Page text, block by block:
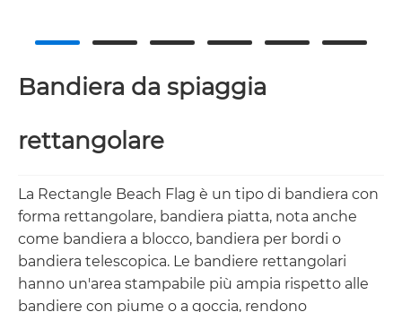
Bandiera da spiaggia
rettangolare
La Rectangle Beach Flag è un tipo di bandiera con
forma rettangolare, bandiera piatta, nota anche
come bandiera a blocco, bandiera per bordi o
bandiera telescopica. Le bandiere rettangolari
hanno un'area stampabile più ampia rispetto alle
bandiere con piume o a goccia, rendono